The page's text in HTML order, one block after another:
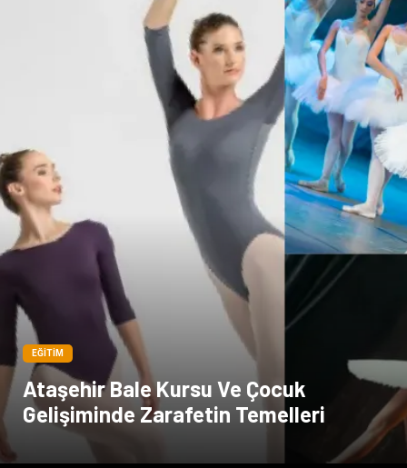
EĞITIM
Ataşehir Bale Kursu Ve Çocuk
Gelişiminde Zarafetin Temelleri